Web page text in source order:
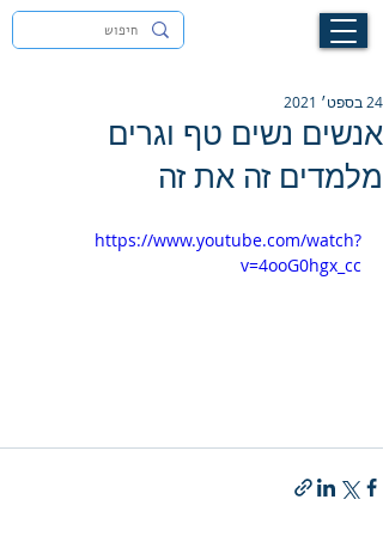
אנשים נשים טף וגרים
מלמדים זה את זה
24 בספט׳ 2021
https://www.youtube.com/watch?
v=4ooG0hgx_cc